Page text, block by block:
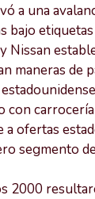
a una
bajo
Nissan
maneras de
con
a ofertas
segmento
2000